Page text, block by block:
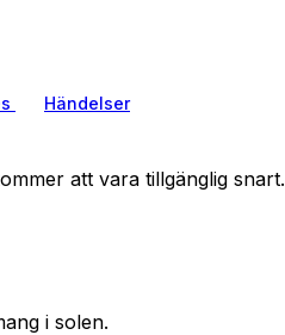
Händelser
att vara tillgänglig snart.
i solen.